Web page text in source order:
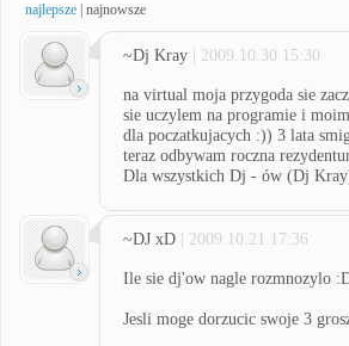
najlepsze najnowsze
~Dj Kray | 2009.10.30 15:30
na virtual moja przygoda sie
sie uczylem na programie i
dla poczatkujacych :)) 3 lata
teraz odbywam roczna
Dla wszystkich Dj - ów (Dj
~DJ xD | 2009.10.21 17:36
Ile sie dj'ow nagle rozmnozylo
Jesli moge dorzucic swoje 3